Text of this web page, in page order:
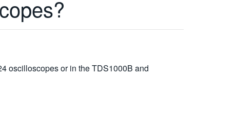
oscilloscopes or in the TDS1000B and